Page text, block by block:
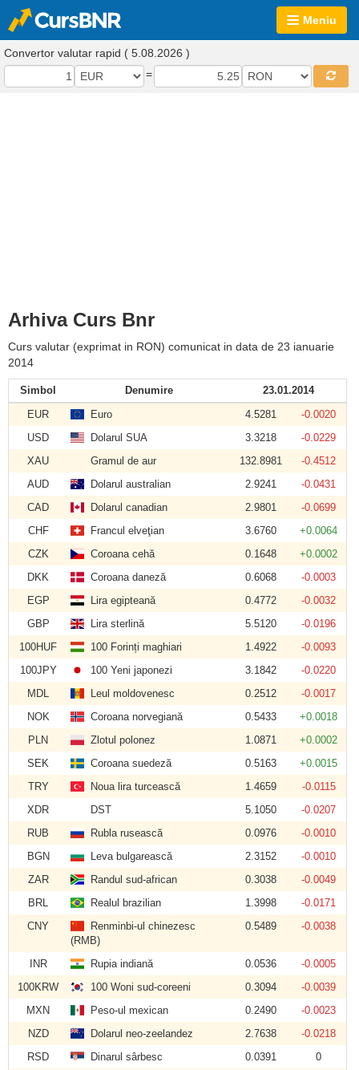
Meniu
Convertor valutar rapid ( 5.08.2026 )
=
Arhiva Curs Bnr
Curs valutar (exprimat in RON) comunicat in data de 23 ianuarie
2014
Simbol Denumire
23.01.2014
EUR
Euro 4.5281
-0.0020
USD
Dolarul SUA 3.3218
-0.0229
XAU
Gramul de aur 132.8981
-0.4512
AUD
Dolarul australian 2.9241
-0.0431
CAD
Dolarul canadian 2.9801
-0.0699
CHF
Francul elveţian 3.6760
+0.0064
CZK
Coroana cehă 0.1648
+0.0002
DKK
Coroana daneză 0.6068
-0.0003
EGP
Lira egipteană 0.4772
-0.0032
GBP
Lira sterlină 5.5120
-0.0196
100HUF
100 Forinți maghiari 1.4922
-0.0093
100JPY
100 Yeni japonezi 3.1842
-0.0220
MDL
Leul moldovenesc 0.2512
-0.0017
NOK
Coroana norvegiană 0.5433
+0.0018
PLN
Zlotul polonez 1.0871
+0.0002
SEK
Coroana suedeză 0.5163
+0.0015
TRY
Noua lira turcească 1.4659
-0.0115
XDR
DST 5.1050
-0.0207
RUB
Rubla rusească 0.0976
-0.0010
BGN
Leva bulgarească 2.3152
-0.0010
ZAR
Randul sud-african 0.3038
-0.0049
BRL
Realul brazilian 1.3998
-0.0171
CNY
Renminbi-ul chinezesc
(RMB)
0.5489 -0.0038
INR Rupia indiană 0.0536
-0.0005
100KRW
100 Woni sud-coreeni 0.3094
-0.0039
MXN
Peso-ul mexican 0.2490
-0.0023
NZD
Dolarul neo-zeelandez 2.7638
-0.0218
RSD
Dinarul sârbesc 0.0391
0